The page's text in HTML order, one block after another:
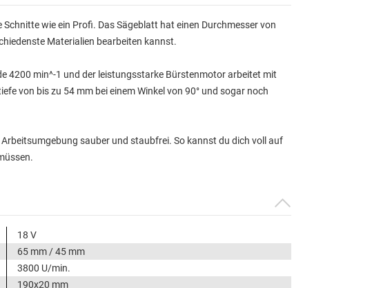
wie ein Profi. Das Sägeblatt hat einen Durchmesser von
Materialien bearbeiten kannst.
4200 min^-1 und der leistungsstarke Bürstenmotor arbeitet mit
von bis zu 54 mm bei einem Winkel von 90° und sogar noch
sauber und staubfrei. So kannst du dich voll auf
18 V
65 mm / 45 mm
3800 U/min.
190x20 mm